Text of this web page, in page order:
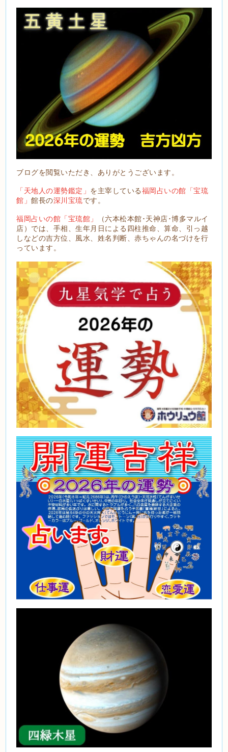
ブログを閲覧いただき、ありがとうございます。
「天地人の運勢鑑定」 を主宰している福岡占いの館「宝琉
館」館長の深川宝琉です。
福岡占いの館「宝琉館」
（六本松本館･天神店･博多マルイ
店）では、手相、生年月日による四柱推命、算命、引っ越
しなどの吉方位、風水、姓名判断、赤ちゃんの名づけを行
っています。